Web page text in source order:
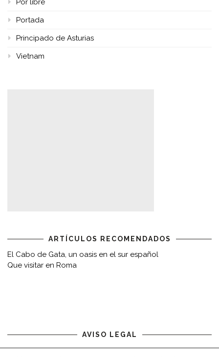
Portada
Principado de Asturias
Vietnam
ARTÍCULOS RECOMENDADOS
El Cabo de Gata, un oasis en el sur español
Que visitar en Roma
AVISO LEGAL